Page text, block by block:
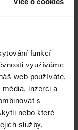
Více o cookies
funkcí
využíváme
web používáte,
inzerci a
s
nebo které
služby.
si
gumou
posilovat a
gymnastický
Sezením na
hluboké
kancelářskou
toho na míči.
Pro delší sezení